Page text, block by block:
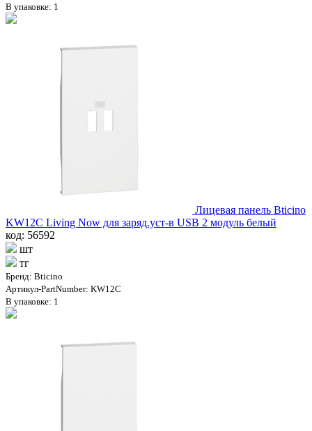
В упаковке: 1
Лицевая панель Bticino
KW12C Living Now для заряд.уст-в USB 2 модуль белый
код: 56592
шт
тг
Бренд: Bticino
Артикул-PartNumber: KW12C
В упаковке: 1